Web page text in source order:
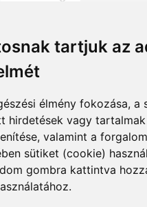
tartjuk az
élmény fokozása, a
hirdetések vagy tartalmak
valamint a
sütiket (cookie)
gombra kattintva
Pellet
g - 2 db